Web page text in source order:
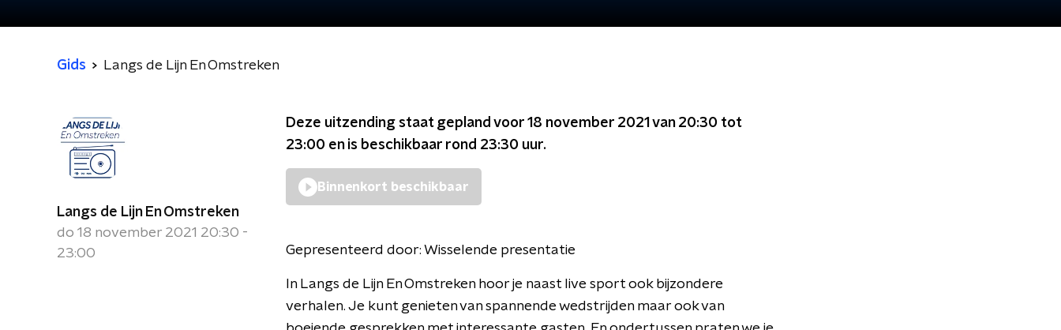
Gids Langs de Lijn En Omstreken
Langs de Lijn En Omstreken
do 18 november 2021 20:30 -
23:00
Deze uitzending staat gepland voor 18 november 2021 van 20:30 tot
23:00 en is beschikbaar rond 23:30 uur.
Binnenkort beschikbaar
Gepresenteerd door: Wisselende presentatie
In Langs de Lijn En Omstreken hoor je naast live sport ook bijzondere
verhalen. Je kunt genieten van spannende wedstrijden maar ook van